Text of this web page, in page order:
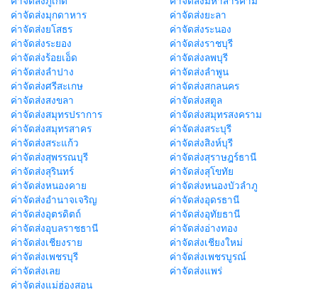
ค่าจัดส่งมุกดาหาร
ค่าจัดส่งยะลา
ค่าจัดส่งยโสธร
ค่าจัดส่งระนอง
ค่าจัดส่งระยอง
ค่าจัดส่งราชบุรี
ค่าจัดส่งร้อยเอ็ด
ค่าจัดส่งลพบุรี
ค่าจัดส่งลำปาง
ค่าจัดส่งลำพูน
ค่าจัดส่งศรีสะเกษ
ค่าจัดส่งสกลนคร
ค่าจัดส่งสงขลา
ค่าจัดส่งสตูล
ค่าจัดส่งสมุทรปราการ
ค่าจัดส่งสมุทรสงคราม
ค่าจัดส่งสมุทรสาคร
ค่าจัดส่งสระบุรี
ค่าจัดส่งสระแก้ว
ค่าจัดส่งสิงห์บุรี
ค่าจัดส่งสุพรรณบุรี
ค่าจัดส่งสุราษฎร์ธานี
ค่าจัดส่งสุรินทร์
ค่าจัดส่งสุโขทัย
ค่าจัดส่งหนองคาย
ค่าจัดส่งหนองบัวลำภู
ค่าจัดส่งอำนาจเจริญ
ค่าจัดส่งอุดรธานี
ค่าจัดส่งอุตรดิตถ์
ค่าจัดส่งอุทัยธานี
ค่าจัดส่งอุบลราชธานี
ค่าจัดส่งอ่างทอง
ค่าจัดส่งเชียงราย
ค่าจัดส่งเชียงใหม่
ค่าจัดส่งเพชรบุรี
ค่าจัดส่งเพชรบูรณ์
ค่าจัดส่งเลย
ค่าจัดส่งแพร่
ค่าจัดส่งแม่ฮ่องสอน